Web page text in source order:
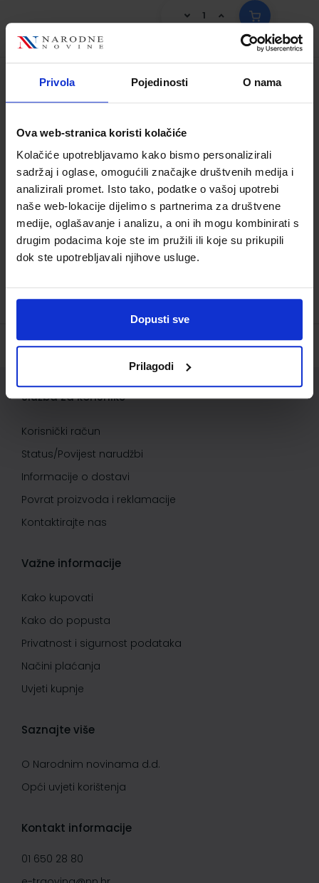
Privola Pojedinosti O nama
Ova web-stranica koristi kolačiće
Kolačiće upotrebljavamo kako bismo personalizirali
sadržaj i oglase, omogućili značajke društvenih medija i
analizirali promet. Isto tako, podatke o vašoj upotrebi
naše web-lokacije dijelimo s partnerima za društvene
medije, oglašavanje i analizu, a oni ih mogu kombinirati s
drugim podacima koje ste im pružili ili koje su prikupili
dok ste upotrebljavali njihove usluge.
Dopusti sve
Prilagodi
LOGIKA; udžbenik za 3. razred gimnazija
Autor(i):Ines Skelac Marko Kardum Sandro
Skansi
Nakladnik:ELEMENT d.o.o.
Registarski broj
ministarstva: 6672
19,00 €
Služba za korisnike
Korisnički račun
Status/Povijest narudžbi
Informacije o dostavi
Povrat proizvoda i reklamacije
Kontaktirajte nas
Važne informacije
Kako kupovati
Kako do popusta
Privatnost i sigurnost podataka
Načini plaćanja
Uvjeti kupnje
Saznajte više
O Narodnim novinama d.d.
Opći uvjeti korištenja
Kontakt informacije
01 650 28 80